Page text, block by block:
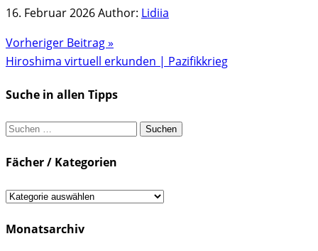
16. Februar 2026Author: Lidiia
Vorheriger Beitrag »
Hiroshima virtuell erkunden | Pazifikkrieg
Suche in allen Tipps
Suchen
Fächer / Kategorien
Fächer
Kategorien
Monatsarchiv